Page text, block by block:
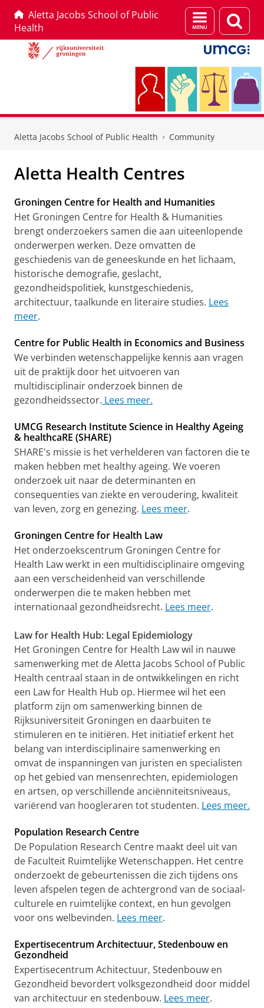
Aletta Jacobs School of Public
Health
Menu
en
zoeken
Aletta Jacobs School of Public Health Community
Aletta Health Centres
Groningen Centre for Health and Humanities
Het Groningen Centre for Health & Humanities
brengt onderzoekers samen die aan uiteenlopende
onderwerpen werken. Deze omvatten de
geschiedenis van de geneeskunde en het lichaam,
historische demografie, geslacht,
gezondheidspolitiek, kunstgeschiedenis,
architectuur, taalkunde en literaire studies. Lees
meer.
Centre for Public Health in Economics and Business
We verbinden wetenschappelijke kennis aan vragen
uit de praktijk door het uitvoeren van
multidisciplinair onderzoek binnen de
gezondheidssector. Lees meer.
UMCG Research Institute Science in Healthy Ageing
& healthcaRE (SHARE)
SHARE's missie is het verhelderen van factoren die te
maken hebben met healthy ageing. We voeren
onderzoek uit naar de determinanten en
consequenties van ziekte en veroudering, kwaliteit
van leven, zorg en genezing. Lees meer.
Groningen Centre for Health Law
Het onderzoekscentrum Groningen Centre for
Health Law werkt in een multidisciplinaire omgeving
aan een verscheidenheid van verschillende
onderwerpen die te maken hebben met
internationaal gezondheidsrecht. Lees meer.
Law for Health Hub: Legal Epidemiology
Het Groningen Centre for Health Law wil in nauwe
samenwerking met de Aletta Jacobs School of Public
Health centraal staan ​​in de ontwikkelingen en richt
een Law for Health Hub op. Hiermee wil het een
platform zijn om samenwerking binnen de
Rijksuniversiteit Groningen en daarbuiten te
stimuleren en te initiëren. Het initiatief erkent het
belang van interdisciplinaire samenwerking en
omvat de inspanningen van juristen en specialisten
op het gebied van mensenrechten, epidemiologen
en artsen, op verschillende anciënniteitsniveaus,
variërend van hoogleraren tot studenten. Lees meer.
Population Research Centre
De Population Research Centre maakt deel uit van
de Faculteit Ruimtelijke Wetenschappen. Het centre
onderzoekt de gebeurtenissen die zich tijdens ons
leven afspelen tegen de achtergrond van de sociaal-
culturele en ruimtelijke context, en hun gevolgen
voor ons welbevinden. Lees meer.
Expertisecentrum Architectuur, Stedenbouw en
Gezondheid
Expertisecentrum Achitectuur, Stedenbouw en
Gezondheid bevordert volksgezondheid door middel
van architectuur en stedenbouw. Lees meer.